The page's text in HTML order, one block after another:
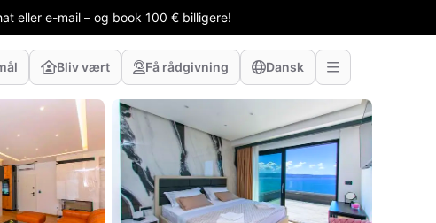
eller e-mail – og book 100 € billigere!
Bliv vært Få rådgivning Dansk